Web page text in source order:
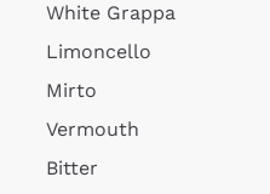
White Grappa
Limoncello
Mirto
Vermouth
Bitter